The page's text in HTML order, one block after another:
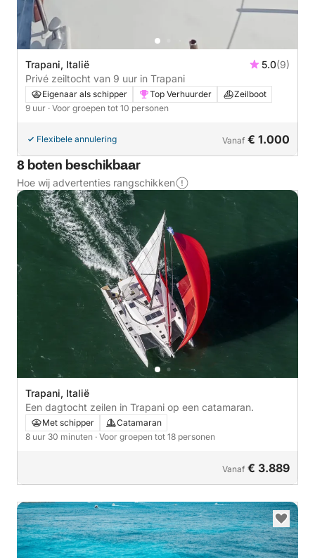
Trapani, Italië 5.0(9)
Privé zeiltocht van 9 uur in Trapani
Eigenaar als schipper Top Verhuurder
Zeilboot
9 uur · Voor groepen tot 10 personen
Flexibele annulering Vanaf € 1.000
8 boten beschikbaar
Hoe wij advertenties rangschikken
Trapani, Italië
Een dagtocht zeilen in Trapani op een catamaran.
Met schipper
Catamaran
8 uur 30 minuten · Voor groepen tot 18 personen
Vanaf € 3.889